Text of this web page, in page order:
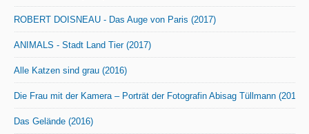
ROBERT DOISNEAU - Das Auge von Paris (2017)
ANIMALS - Stadt Land Tier (2017)
Alle Katzen sind grau (2016)
Die Frau mit der Kamera – Porträt der Fotografin Abisag Tüllmann (2016)
Das Gelände (2016)